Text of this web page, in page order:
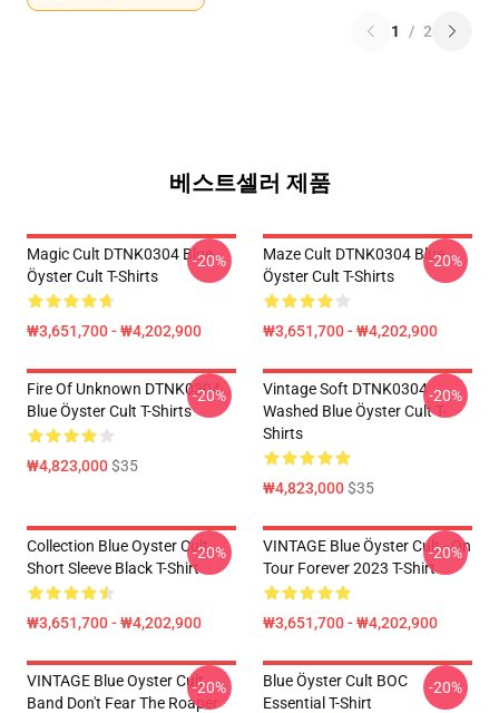
1 / 2
베스트셀러 제품
Magic Cult DTNK0304 Blue
Öyster Cult T-Shirts
₩3,651,700 - ₩4,202,900
-20%
Maze Cult DTNK0304 Blue
Öyster Cult T-Shirts
₩3,651,700 - ₩4,202,900
-20%
Fire Of Unknown DTNK0304
Blue Öyster Cult T-Shirts
₩4,823,000$35
-20%
Vintage Soft DTNK0304
Washed Blue Öyster Cult T-
Shirts
₩4,823,000$35
-20%
Collection Blue Oyster Cult
Short Sleeve Black T-Shirt
₩3,651,700 - ₩4,202,900
-20%
VINTAGE Blue Öyster Cult - On
Tour Forever 2023 T-Shirt
₩3,651,700 - ₩4,202,900
-20%
VINTAGE Blue Oyster Cult
Band Don't Fear The Roaper
-20%
Blue Öyster Cult BOC
Essential T-Shirt
-20%